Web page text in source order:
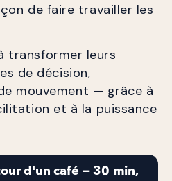
de faire travailler les
transformer leurs
de décision,
mouvement — grâce à
et à la puissance
d'un café — 30 min,